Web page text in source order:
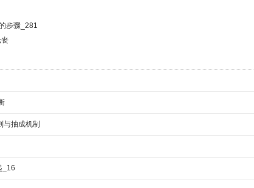
步骤_281
抽成机制
_16